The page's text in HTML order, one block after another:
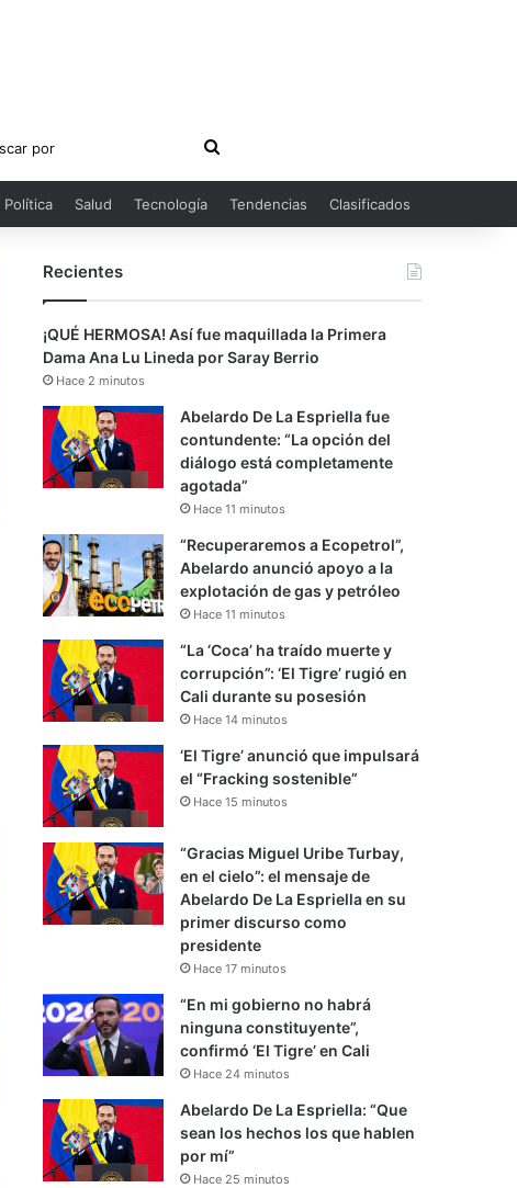
Buscar
por
Política Salud Tecnología Tendencias Clasificados
Recientes
¡QUÉ HERMOSA! Así fue maquillada la Primera
Dama Ana Lu Lineda por Saray Berrio
Hace 2 minutos
Abelardo De La Espriella fue
contundente: “La opción del
diálogo está completamente
agotada”
Hace 11 minutos
“Recuperaremos a Ecopetrol”,
Abelardo anunció apoyo a la
explotación de gas y petróleo
Hace 11 minutos
“La ‘Coca’ ha traído muerte y
corrupción”: ‘El Tigre’ rugió en
Cali durante su posesión
Hace 14 minutos
‘El Tigre’ anunció que impulsará
el “Fracking sostenible”
Hace 15 minutos
“Gracias Miguel Uribe Turbay,
en el cielo”: el mensaje de
Abelardo De La Espriella en su
primer discurso como
presidente
Hace 17 minutos
“En mi gobierno no habrá
ninguna constituyente”,
confirmó ‘El Tigre’ en Cali
Hace 24 minutos
Abelardo De La Espriella: “Que
sean los hechos los que hablen
por mí”
Hace 25 minutos